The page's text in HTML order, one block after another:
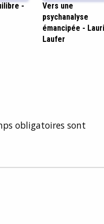
-
Vers une
psychanalyse
émancipée -
Laufer
obligatoires sont